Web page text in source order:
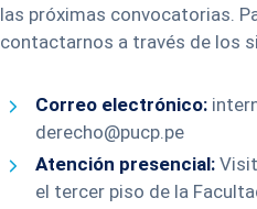
las próximas convocatorias.
contactarnos a través de los
Correo electrónico:
derecho@pucp.pe
Atención presencial:
el tercer piso de la